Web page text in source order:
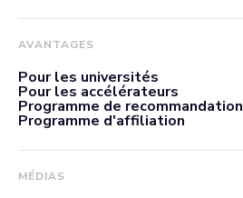
AVANTAGES
Pour les universités
Pour les accélérateurs
Programme de recommandation
Programme d'affiliation
MÉDIAS